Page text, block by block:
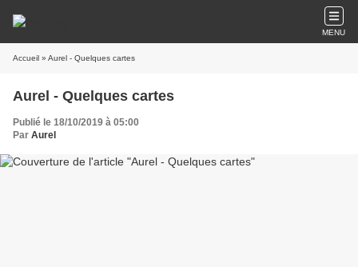
MENU
Accueil » Aurel - Quelques cartes
Aurel - Quelques cartes
Publié le 18/10/2019 à 05:00
Par Aurel